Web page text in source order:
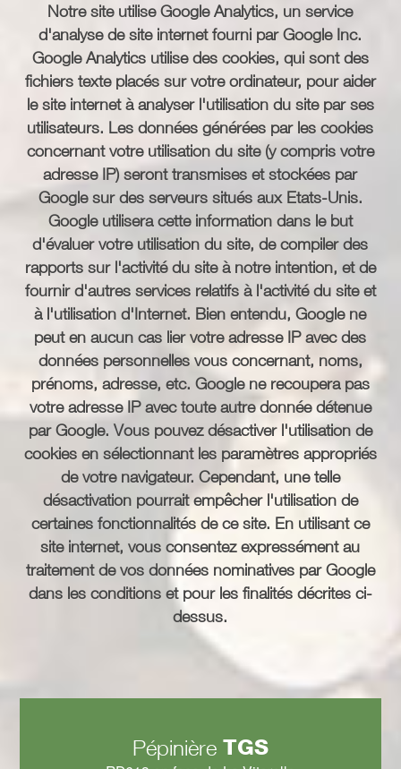
Notre site utilise Google Analytics, un service
d'analyse de site internet fourni par Google Inc.
Google Analytics utilise des cookies, qui sont des
fichiers texte placés sur votre ordinateur, pour aider
le site internet à analyser l'utilisation du site par ses
utilisateurs. Les données générées par les cookies
concernant votre utilisation du site (y compris votre
adresse IP) seront transmises et stockées par
Google sur des serveurs situés aux Etats-Unis.
Google utilisera cette information dans le but
d'évaluer votre utilisation du site, de compiler des
rapports sur l'activité du site à notre intention, et de
fournir d'autres services relatifs à l'activité du site et
à l'utilisation d'Internet. Bien entendu, Google ne
peut en aucun cas lier votre adresse IP avec des
données personnelles vous concernant, noms,
prénoms, adresse, etc. Google ne recoupera pas
votre adresse IP avec toute autre donnée détenue
par Google. Vous pouvez désactiver l'utilisation de
cookies en sélectionnant les paramètres appropriés
de votre navigateur. Cependant, une telle
désactivation pourrait empêcher l'utilisation de
certaines fonctionnalités de ce site. En utilisant ce
site internet, vous consentez expressément au
traitement de vos données nominatives par Google
dans les conditions et pour les finalités décrites ci-
dessus.
Pépinière TGS